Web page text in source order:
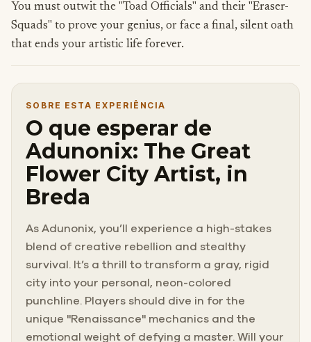
You must outwit the "Toad Officials" and their "Eraser-
Squads" to prove your genius, or face a final, silent oath
that ends your artistic life forever.
SOBRE ESTA EXPERIÊNCIA
O que esperar de
Adunonix: The Great
Flower City Artist, in
Breda
As Adunonix, you’ll experience a high-stakes
blend of creative rebellion and stealthy
survival. It’s a thrill to transform a gray, rigid
city into your personal, neon-colored
punchline. Players should dive in for the
unique "Renaissance" mechanics and the
emotional weight of defying a master. Will your